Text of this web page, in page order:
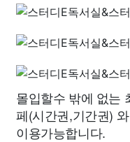
몰입할수 밖에 없는
페(시간권,기간권)
이용가능합니다.